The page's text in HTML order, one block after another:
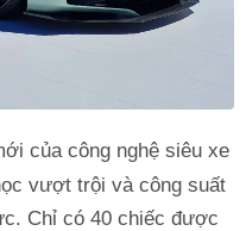
của công nghệ siêu xe
vượt trội và công suất
Chỉ có 40 chiếc được